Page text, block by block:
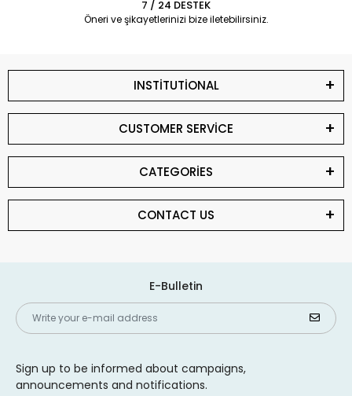
7 / 24 DESTEK
Öneri ve şikayetlerinizi bize iletebilirsiniz.
INSTİTUTİONAL
CUSTOMER SERVİCE
CATEGORİES
CONTACT US
E-Bulletin
Sign up to be informed about campaigns,
announcements and notifications.